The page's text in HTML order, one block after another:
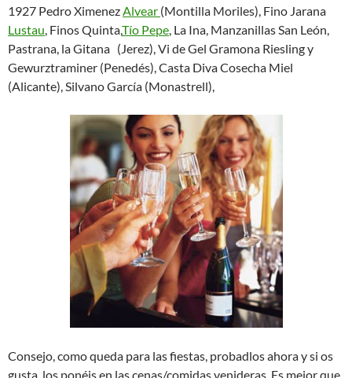
1927 Pedro XimenezAlvear (Montilla Moriles), Fino Jarana
Lustau, Finos Quinta,Tío Pepe, La Ina, Manzanillas San León,
Pastrana, la Gitana (Jerez), Vi de Gel Gramona Riesling y
Gewurztraminer (Penedés), Casta Diva Cosecha Miel
(Alicante), Silvano García (Monastrell),
Consejo, como queda para las fiestas, probadlos ahora y si os
gusta, los ponéis en las cenas/comidas venideras. Es mejor que